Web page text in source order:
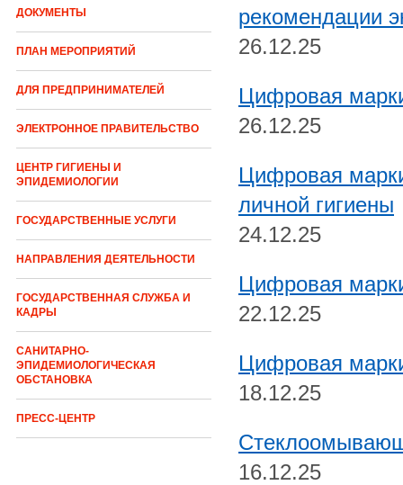
ДОКУМЕНТЫ
ПЛАН МЕРОПРИЯТИЙ
ДЛЯ ПРЕДПРИНИМАТЕЛЕЙ
ЭЛЕКТРОННОЕ ПРАВИТЕЛЬСТВО
ЦЕНТР ГИГИЕНЫ И
ЭПИДЕМИОЛОГИИ
ГОСУДАРСТВЕННЫЕ УСЛУГИ
НАПРАВЛЕНИЯ ДЕЯТЕЛЬНОСТИ
ГОСУДАРСТВЕННАЯ СЛУЖБА И
КАДРЫ
САНИТАРНО-
ЭПИДЕМИОЛОГИЧЕСКАЯ
ОБСТАНОВКА
ПРЕСС-ЦЕНТР
рекомендации
26.12.25
Цифровая
26.12.25
Цифровая
личной гигиены
24.12.25
Цифровая
22.12.25
Цифровая
18.12.25
16.12.25